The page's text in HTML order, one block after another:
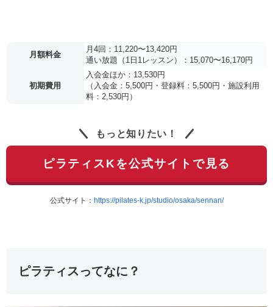
月額料金
月4回：11,220〜13,420円
通い放題（1日1レッスン）：15,070〜16,170円
初期費用
入会金ほか：13,530円
（入会金：5,500円・登録料：5,500円・施設利用
料：2,530円）
もっと知りたい！
ピラティスKを公式サイトで見る
公式サイト： https://pilates-k.jp/studio/osaka/sennan/
ピラティスってなに？